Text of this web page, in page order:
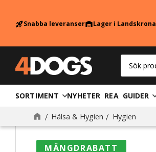
rocket_launchSnabba leveranserwarehouseLager i Landskrona
SORTIMENT NYHETER REA GUIDER
Hälsa & Hygien Hygien
MÄNGDRABATT